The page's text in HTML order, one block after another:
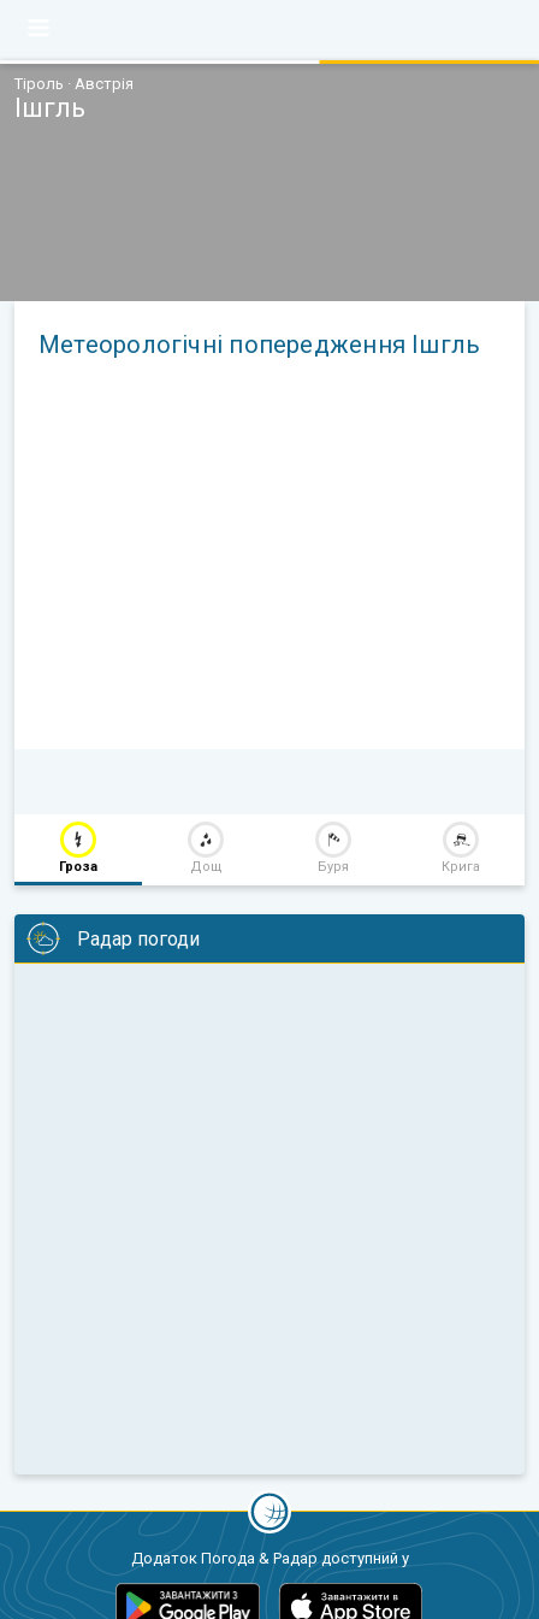
Тіроль · Австрія
Ішгль
Метеорологічні попередження Ішгль
Гроза Дощ Буря Крига
Радар погоди
Додаток Погода & Радар доступний у